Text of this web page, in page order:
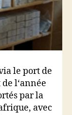
le port de
l‘année
par la
avec